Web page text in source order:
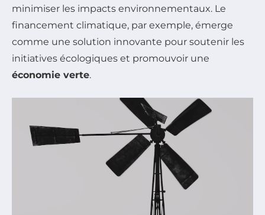
minimiser les impacts environnementaux. Le
financement climatique, par exemple, émerge
comme une solution innovante pour soutenir les
initiatives écologiques et promouvoir une
économie verte.